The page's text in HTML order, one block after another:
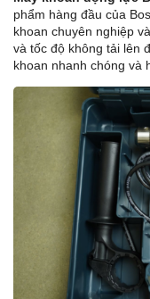
phẩm hàng đầu của
khoan chuyên nghiệp
và tốc độ không tải lên
khoan nhanh chóng và